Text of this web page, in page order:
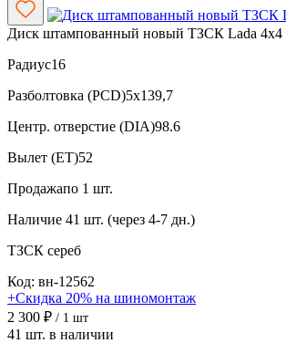
Диск штампованный новый ТЗСК Lada 4x4
Радиус16
Разболтовка (PCD)5x139,7
Центр. отверстие (DIA)98.6
Вылет (ET)52
Продажапо 1 шт.
Наличие 41 шт. (через 4-7 дн.)
ТЗСК сереб
Код: вн-12562
+Скидка 20% на шиномонтаж
2 300 ₽ / 1 шт
41 шт. в наличии